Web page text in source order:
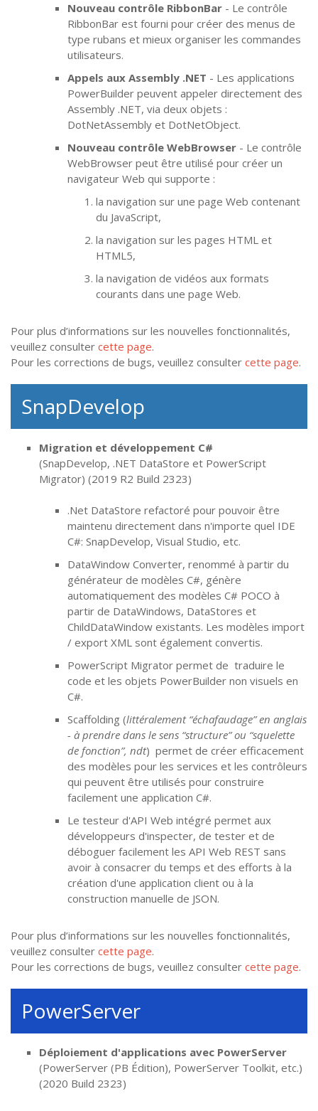
Nouveau contrôle RibbonBar - Le contrôle
RibbonBar est fourni pour créer des menus de
type rubans et mieux organiser les commandes
utilisateurs.
Appels aux Assembly .NET - Les applications
PowerBuilder peuvent appeler directement des
Assembly .NET, via deux objets :
DotNetAssembly et DotNetObject.
Nouveau contrôle WebBrowser - Le contrôle
WebBrowser peut être utilisé pour créer un
navigateur Web qui supporte :
la navigation sur une page Web contenant
du JavaScript,
la navigation sur les pages HTML et
HTML5,
la navigation de vidéos aux formats
courants dans une page Web.
Pour plus d’informations sur les nouvelles fonctionnalités,
veuillez consulter cette page.
Pour les corrections de bugs, veuillez consulter cette page.
SnapDevelop
Migration et développement C#
(SnapDevelop, .NET DataStore et PowerScript
Migrator) (2019 R2 Build 2323)
.Net DataStore refactoré pour pouvoir être
maintenu directement dans n'importe quel IDE
C#: SnapDevelop, Visual Studio, etc.
DataWindow Converter, renommé à partir du
générateur de modèles C#, génère
automatiquement des modèles C# POCO à
partir de DataWindows, DataStores et
ChildDataWindow existants. Les modèles import
/ export XML sont également convertis.
PowerScript Migrator permet de traduire le
code et les objets PowerBuilder non visuels en
C#.
Scaffolding (littéralement “échafaudage” en anglais
- à prendre dans le sens “structure” ou “squelette
de fonction”, ndt) permet de créer efficacement
des modèles pour les services et les contrôleurs
qui peuvent être utilisés pour construire
facilement une application C#.
Le testeur d'API Web intégré permet aux
développeurs d'inspecter, de tester et de
déboguer facilement les API Web REST sans
avoir à consacrer du temps et des efforts à la
création d'une application client ou à la
construction manuelle de JSON.
Pour plus d’informations sur les nouvelles fonctionnalités,
veuillez consulter cette page.
Pour les corrections de bugs, veuillez consulter cette page.
PowerServer
Déploiement d'applications avec PowerServer
(PowerServer (PB Édition), PowerServer Toolkit, etc.)
(2020 Build 2323)